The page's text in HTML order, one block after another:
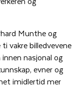
Munthe og
ti vakre billedvevene
nasjonal og
evner og
imidlertid mer